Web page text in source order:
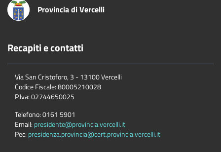
Provincia di Vercelli
Recapiti e contatti
Via San Cristoforo, 3 - 13100 Vercelli
Codice Fiscale:80005210028
P.Iva:02744650025
Telefono:0161 5901
Email: presidente@provincia.vercelli.it
Pec: presidenza.provincia@cert.provincia.vercelli.it